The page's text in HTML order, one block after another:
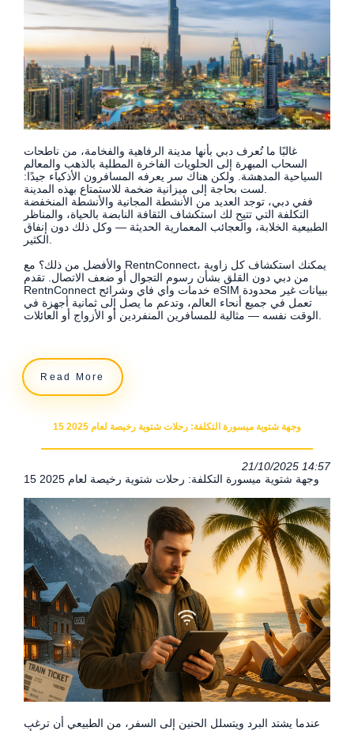
غالبًا ما تُعرف دبي بأنها مدينة الرفاهية والفخامة، من ناطحات
السحاب المبهرة إلى الحلويات الفاخرة المطلية بالذهب والمعالم
السياحية المدهشة. ولكن هناك سر يعرفه المسافرون الأذكياء جيدًا:
لست بحاجة إلى ميزانية ضخمة للاستمتاع بهذه المدينة.
ففي دبي، توجد العديد من الأنشطة المجانية والأنشطة المنخفضة
التكلفة التي تتيح لك استكشاف الثقافة النابضة بالحياة، والمناظر
الطبيعية الخلابة، والعجائب المعمارية الحديثة — وكل ذلك دون إنفاق
الكثير.
والأفضل من ذلك؟ مع RentnConnect، يمكنك استكشاف كل زاوية
من دبي دون القلق بشأن رسوم التجوال أو ضعف الاتصال. تقدم
RentnConnect خدمات واي فاي وشرائح eSIM ببيانات غير محدودة
تعمل في جميع أنحاء العالم، وتدعم ما يصل إلى ثمانية أجهزة في
الوقت نفسه — مثالية للمسافرين المنفردين أو الأزواج أو العائلات.
Read More
وجهة شتوية ميسورة التكلفة: رحلات شتوية رخيصة لعام 2025 15
21/10/2025 14:57
15 وجهة شتوية ميسورة التكلفة: رحلات شتوية رخيصة لعام 2025
عندما يشتد البرد ويتسلل الحنين إلى السفر، من الطبيعي أن ترغب